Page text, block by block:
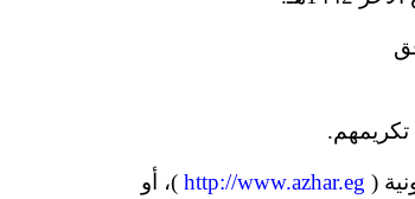
تكريمهم.
(
http://www.azhar.eg )، أو